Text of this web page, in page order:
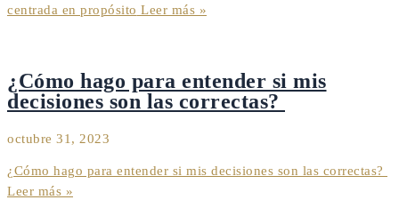
centrada en propósito Leer más »
¿Cómo hago para entender si mis
decisiones son las correctas?
octubre 31, 2023
¿Cómo hago para entender si mis decisiones son las correctas?
Leer más »